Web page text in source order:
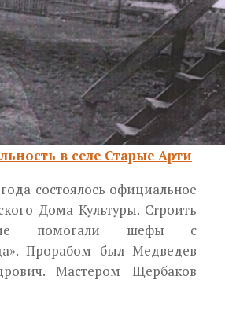
в селе Старые Арти
состоялось официальное
Дома Культуры. Строить
помогали шефы с
Прорабом был Медведев
Мастером Щербаков